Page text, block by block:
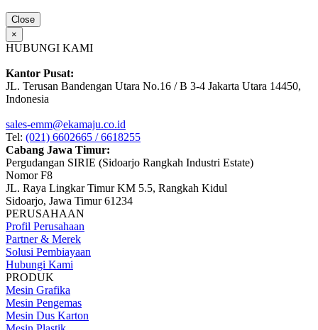
Close
×
HUBUNGI KAMI
Kantor Pusat:
JL. Terusan Bandengan Utara No.16 / B 3-4 Jakarta Utara 14450,
Indonesia
sales-emm@ekamaju.co.id
Tel: (021) 6602665 / 6618255
Cabang Jawa Timur:
Pergudangan SIRIE (Sidoarjo Rangkah Industri Estate)
Nomor F8
JL. Raya Lingkar Timur KM 5.5, Rangkah Kidul
Sidoarjo, Jawa Timur 61234
PERUSAHAAN
Profil Perusahaan
Partner & Merek
Solusi Pembiayaan
Hubungi Kami
PRODUK
Mesin Grafika
Mesin Pengemas
Mesin Dus Karton